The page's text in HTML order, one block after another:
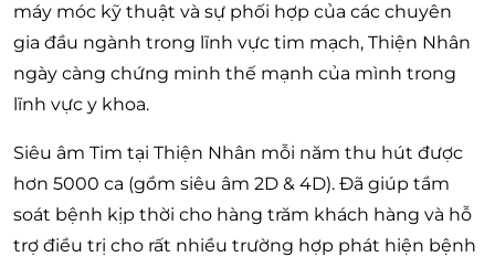
máy móc kỹ thuật và sự phối hợp của các chuyên
gia đầu ngành trong lĩnh vực tim mạch, Thiện Nhân
ngày càng chứng minh thế mạnh của mình trong
lĩnh vực y khoa.
Siêu âm Tim tại Thiện Nhân mỗi năm thu hút được
hơn 5000 ca (gồm siêu âm 2D & 4D). Đã giúp tầm
soát bệnh kịp thời cho hàng trăm khách hàng và hỗ
trợ điều trị cho rất nhiều trường hợp phát hiện bệnh